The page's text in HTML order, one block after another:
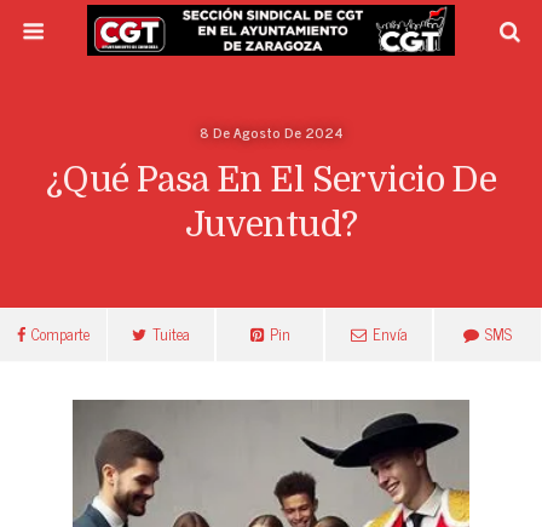
8 De Agosto De 2024
¿Qué Pasa En El Servicio De
Juventud?
Comparte Tuitea Pin Envía SMS